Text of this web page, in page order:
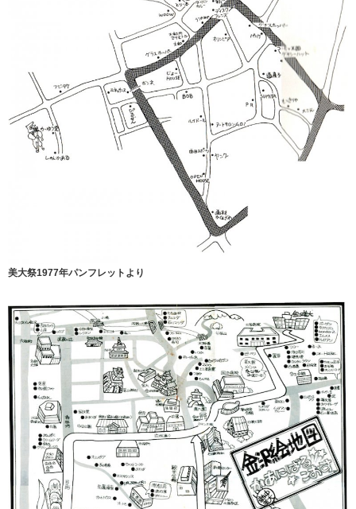
美大祭1977年パンフレットより